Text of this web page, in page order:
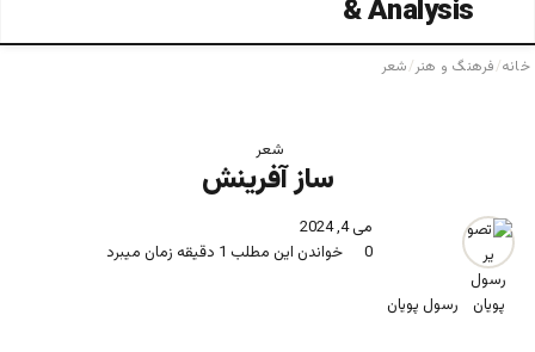
خانه/فرهنگ و هنر/شعر
شعر
ساز آفرینش
رسول پویان
می 4, 2024
0
خواندن این مطلب 1 دقیقه زمان میبرد